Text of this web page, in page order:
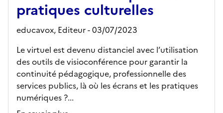
pratiques culturelles
educavox, Editeur- 03/07/2023
Le virtuel est devenu distanciel avec l’utilisation
des outils de visioconférence pour garantir la
continuité pédagogique, professionnelle des
services publics, là où les écrans et les pratiques
numériques ?...